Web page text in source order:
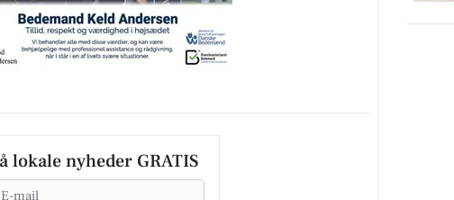
lokale nyheder GRATIS